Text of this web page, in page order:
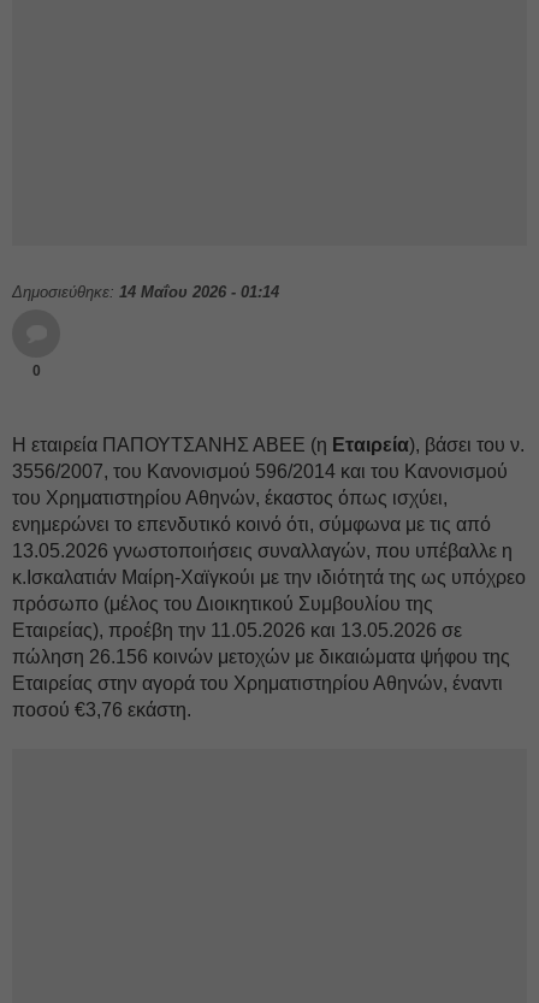
Δημοσιεύθηκε: 14 Μαΐου 2026 - 01:14
0
Η εταιρεία ΠΑΠΟΥΤΣΑΝΗΣ ΑΒΕΕ (η Εταιρεία), βάσει του ν.
3556/2007, του Κανονισμού 596/2014 και του Κανονισμού
του Χρηματιστηρίου Αθηνών, έκαστος όπως ισχύει,
ενημερώνει το επενδυτικό κοινό ότι, σύμφωνα με τις από
13.05.2026 γνωστοποιήσεις συναλλαγών, που υπέβαλλε η
κ.Ισκαλατιάν Μαίρη-Χαϊγκούι με την ιδιότητά της ως υπόχρεο
πρόσωπο (μέλος του Διοικητικού Συμβουλίου της
Εταιρείας), προέβη την 11.05.2026 και 13.05.2026 σε
πώληση 26.156 κοινών μετοχών με δικαιώματα ψήφου της
Εταιρείας στην αγορά του Χρηματιστηρίου Αθηνών, έναντι
ποσού €3,76 εκάστη.